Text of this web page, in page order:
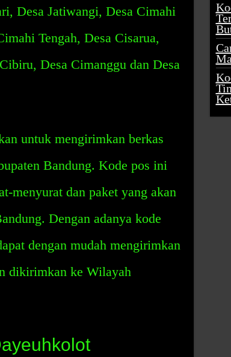
Desa Jatiwangi, Desa Cimahi
Tengah, Desa Cisarua,
Desa Cimanggu dan Desa
untuk mengirimkan berkas
Bandung. Kode pos ini
menyurat dan paket yang akan
Dengan adanya kode
dengan mudah mengirimkan
dikirimkan ke Wilayah